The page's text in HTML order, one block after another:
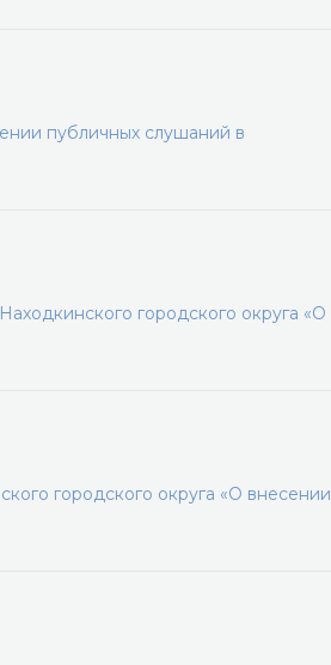
публичных слушаний в
городского округа «О
городского округа «О внесении